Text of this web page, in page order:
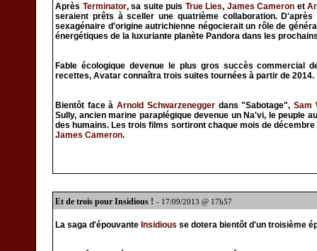
Après Terminator, sa suite puis True Lies, James Cameron et
seraient prêts à sceller une quatrième collaboration. D'après
sexagénaire d'origine autrichienne négocierait un rôle de
énergétiques de la luxuriante planète Pandora dans les
Fable écologique devenue le plus gros succès commercial
recettes, Avatar connaîtra trois suites tournées à partir de 2014.
Bientôt face àArnold Schwarzeneggerdans "Sabotage",Sam
Sully, ancien marine paraplégique devenue un Na'vi, le peuple
des humains. Les trois films sortiront chaque mois de
James Cameron.
Et de trois pour Insidious ! - 17/09/2013 @ 17h57
La saga d'épouvante Insidious se dotera bientôt d'un troisième